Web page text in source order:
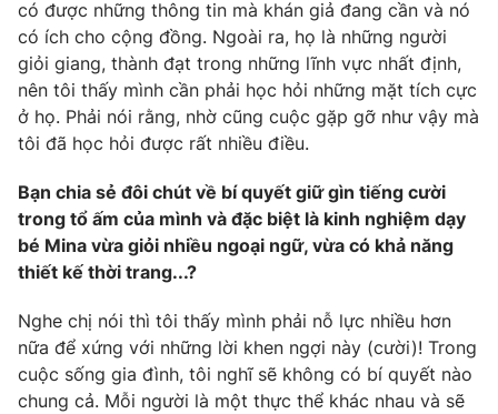
có được những thông tin mà khán giả đang cần và nó
có ích cho cộng đồng. Ngoài ra, họ là những người
giỏi giang, thành đạt trong những lĩnh vực nhất định,
nên tôi thấy mình cần phải học hỏi những mặt tích cực
ở họ. Phải nói rằng, nhờ cũng cuộc gặp gỡ như vậy mà
tôi đã học hỏi được rất nhiều điều.
Bạn chia sẻ đôi chút về bí quyết giữ gìn tiếng cười
trong tổ ấm của mình và đặc biệt là kinh nghiệm dạy
bé Mina vừa giỏi nhiều ngoại ngữ, vừa có khả năng
thiết kế thời trang...?
Nghe chị nói thì tôi thấy mình phải nỗ lực nhiều hơn
nữa để xứng với những lời khen ngợi này (cười)! Trong
cuộc sống gia đình, tôi nghĩ sẽ không có bí quyết nào
chung cả. Mỗi người là một thực thể khác nhau và sẽ